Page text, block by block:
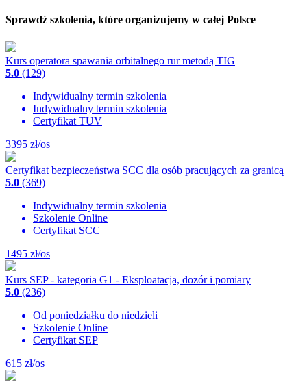
Sprawdź szkolenia, które organizujemy w całej Polsce
Kurs operatora spawania orbitalnego rur metodą TIG
5.0 (129)
Indywidualny termin szkolenia
Indywidualny termin szkolenia
Certyfikat TUV
3395 zł/os
Certyfikat bezpieczeństwa SCC dla osób pracujących za granicą
5.0 (369)
Indywidualny termin szkolenia
Szkolenie Online
Certyfikat SCC
1495 zł/os
Kurs SEP - kategoria G1 - Eksploatacja, dozór i pomiary
5.0 (236)
Od poniedziałku do niedzieli
Szkolenie Online
Certyfikat SEP
615 zł/os